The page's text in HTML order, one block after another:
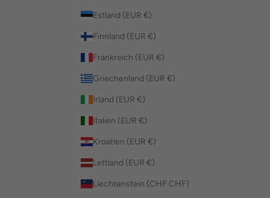
Estland (EUR €)
Finnland (EUR €)
Frankreich (EUR €)
Griechenland (EUR €)
Irland (EUR €)
Italien (EUR €)
Kroatien (EUR €)
Lettland (EUR €)
Liechtenstein (CHF CHF)